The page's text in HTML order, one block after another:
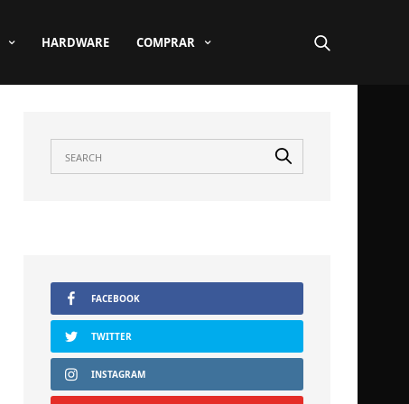
HARDWARE COMPRAR
FACEBOOK
TWITTER
INSTAGRAM